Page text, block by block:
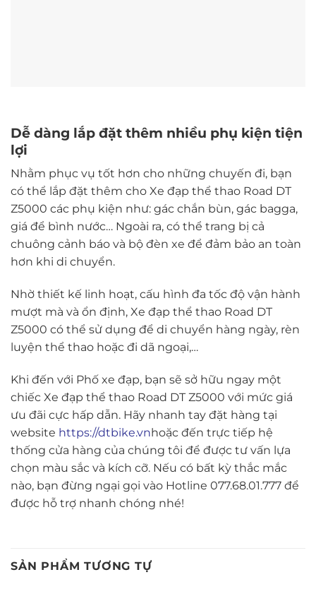
Dễ dàng lắp đặt thêm nhiều phụ kiện tiện
lợi
Nhằm phục vụ tốt hơn cho những chuyến đi, bạn
có thể lắp đặt thêm cho Xe đạp thể thao Road DT
Z5000 các phụ kiện như: gác chắn bùn, gác bagga,
giá để bình nước… Ngoài ra, có thể trang bị cả
chuông cảnh báo và bộ đèn xe để đảm bảo an toàn
hơn khi di chuyển.
Nhờ thiết kế linh hoạt, cấu hình đa tốc độ vận hành
mượt mà và ổn định, Xe đạp thể thao Road DT
Z5000 có thể sử dụng để di chuyển hàng ngày, rèn
luyện thể thao hoặc đi dã ngoại,…
Khi đến với Phố xe đạp, bạn sẽ sở hữu ngay một
chiếc Xe đạp thể thao Road DT Z5000 với mức giá
ưu đãi cực hấp dẫn. Hãy nhanh tay đặt hàng tại
website https://dtbike.vnhoặc đến trực tiếp hệ
thống cửa hàng của chúng tôi để được tư vấn lựa
chọn màu sắc và kích cỡ. Nếu có bất kỳ thắc mắc
nào, bạn đừng ngại gọi vào Hotline 077.68.01.777 để
được hỗ trợ nhanh chóng nhé!
SẢN PHẨM TƯƠNG TỰ